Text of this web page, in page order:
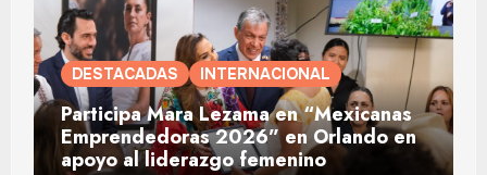
DESTACADAS INTERNACIONAL
Participa Mara Lezama en “Mexicanas
Emprendedoras 2026” en Orlando en
apoyo al liderazgo femenino